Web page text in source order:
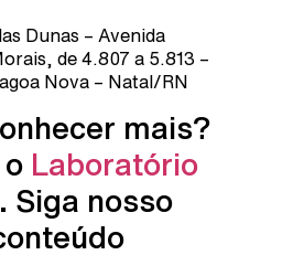
Dunas – Avenida
de 4.807 a 5.813 –
Nova – Natal/RN
mais?
Laboratório
. Siga nosso